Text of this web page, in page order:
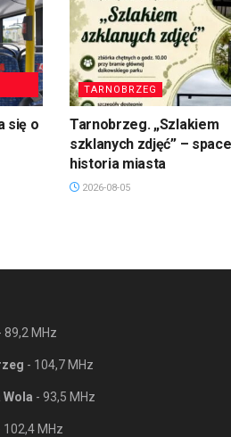
się o
TARNOBRZEG
Tarnobrzeg. „Szlakiem
szklanych zdjęć” –
historia miasta
2026-08-05
89,2 MHz
- 104,7 MHz
Wola - 93,5 MHz
102,4 MHz